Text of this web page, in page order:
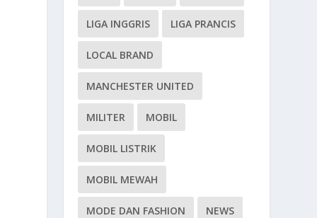
LIGA INGGRIS LIGA PRANCIS
LOCAL BRAND
MANCHESTER UNITED
MILITER MOBIL
MOBIL LISTRIK
MOBIL MEWAH
MODE DAN FASHION NEWS